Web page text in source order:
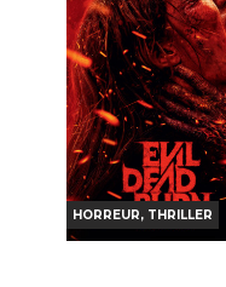
Bande-annonce
Réservation
INT. -12ans VF
HORREUR, THRILLER